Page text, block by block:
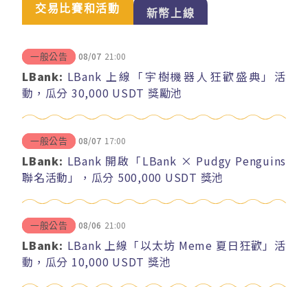
交易比賽和活動 新幣上線
一般公告 08/07 21:00
LBank: LBank 上線「宇樹機器人狂歡盛典」活
動，瓜分 30,000 USDT 獎勵池
一般公告 08/07 17:00
LBank: LBank 開啟「LBank × Pudgy Penguins
聯名活動」，瓜分 500,000 USDT 獎池
一般公告 08/06 21:00
LBank: LBank 上線「以太坊 Meme 夏日狂歡」活
動，瓜分 10,000 USDT 獎池